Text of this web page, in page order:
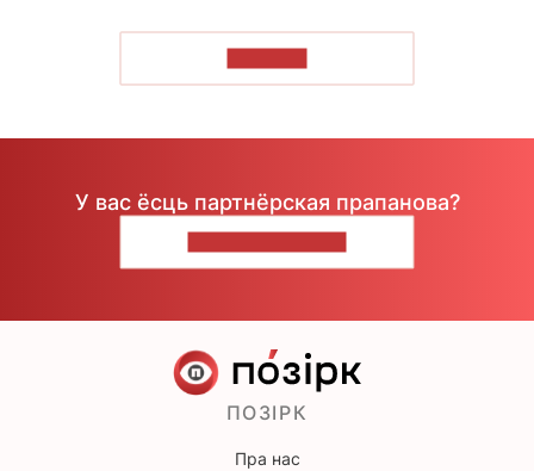
У вас ёсць партнёрская прапанова?
ПОЗІРК
Пра нас